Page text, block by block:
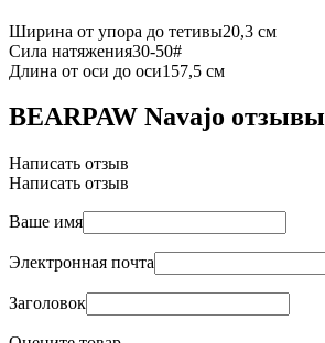
Ширина от упора до тетивы20,3 см
Сила натяжения30-50#
Длина от оси до оси157,5 см
BEARPAW Navajo отзывы
Написать отзыв
Написать отзыв
Ваше имя
Электронная почта
Заголовок